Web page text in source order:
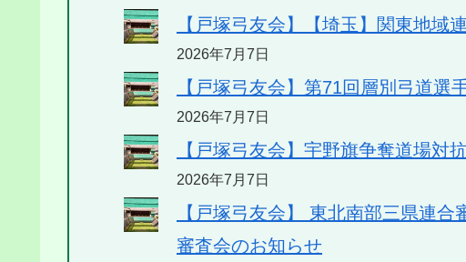
【戸塚弓友会】【埼玉】関東地域
2026年7月7日
【戸塚弓友会】第71回層別弓道選
2026年7月7日
【戸塚弓友会】宇野旗争奪道場対
2026年7月7日
【戸塚弓友会】 東北南部三県連
審査会のお知らせ